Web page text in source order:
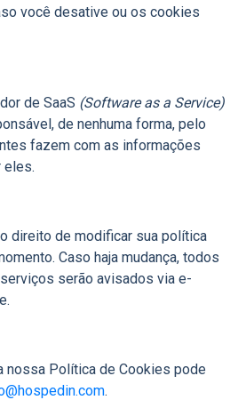
você desative ou os cookies
de SaaS (Software as a Service)
de nenhuma forma, pelo
fazem com as informações
eles.
direito de modificar sua política
Caso haja mudança, todos
serão avisados via e-
nossa Política de Cookies pode
.